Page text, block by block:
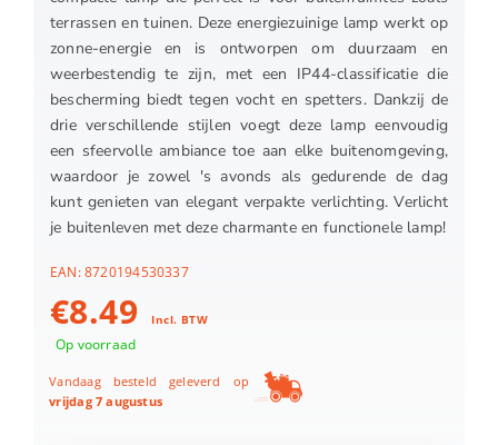
terrassen en tuinen. Deze energiezuinige lamp werkt op
zonne-energie en is ontworpen om duurzaam en
weerbestendig te zijn, met een IP44-classificatie die
bescherming biedt tegen vocht en spetters. Dankzij de
drie verschillende stijlen voegt deze lamp eenvoudig
een sfeervolle ambiance toe aan elke buitenomgeving,
waardoor je zowel 's avonds als gedurende de dag
kunt genieten van elegant verpakte verlichting. Verlicht
je buitenleven met deze charmante en functionele lamp!
EAN:8720194530337
€8.49 Incl. BTW
Op voorraad
Vandaag besteld geleverd op
vrijdag 7 augustus